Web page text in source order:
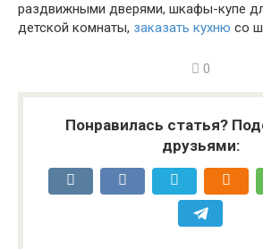
раздвижными дверями, шкафы-купе
детской комнаты, заказать кухню со
0
Понравилась статья?
друзьями: